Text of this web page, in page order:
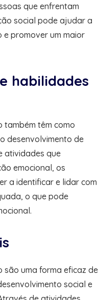
que enfrentam
social pode ajudar a
e promover um maior
habilidades
também têm como
desenvolvimento de
atividades que
emocional, os
a identificar e lidar com
o que pode
são uma forma eficaz de
social e